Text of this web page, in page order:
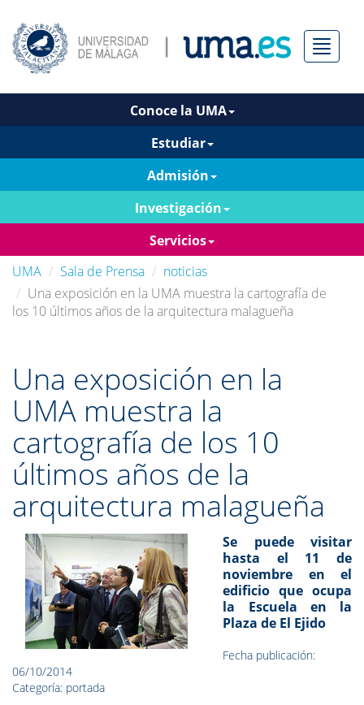
Menú
Conoce la UMA
Estudiar
Admisión
Investigación
Servicios
UMA
Sala de Prensa
noticias
Una exposición en la UMA muestra la cartografía de
los 10 últimos años de la arquitectura malagueña
Una exposición en la
UMA muestra la
cartografía de los 10
últimos años de la
arquitectura malagueña
Se puede visitar
hasta el 11 de
noviembre en el
edificio que ocupa
la Escuela en la
Plaza de El Ejido
Fecha publicación:
06/10/2014
Categoría: portada